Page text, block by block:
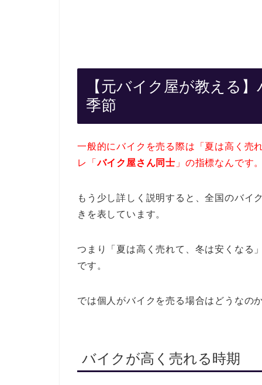
【元バイク屋が教える
季節
一般的にバイクを売る際は「夏は高く売
レ「バイク屋さん同士 」の指標なんです
もう少し詳しく説明すると、全国のバイ
きを表しています。
つまり「夏は高く売れて、冬は安くなる
です。
では個人がバイクを売る場合はどうなの
バイクが高く売れる時期